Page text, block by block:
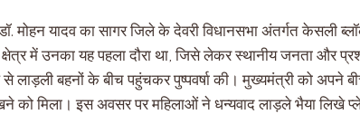
मोहन यादव का सागर जिले के देवरी विधानसभा अंतर्गत केसली
में उनका यह पहला दौरा था, जिसे लेकर स्थानीय जनता और
से लाड़ली बहनों के बीच पहुंचकर पुष्पवर्षा की। मुख्यमंत्री को अपने
को मिला। इस अवसर पर महिलाओं ने धन्यवाद लाड़ले भैया लिखे